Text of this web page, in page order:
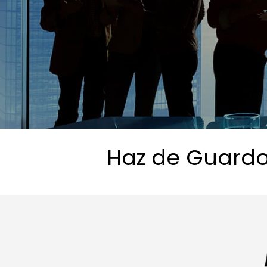
Haz de